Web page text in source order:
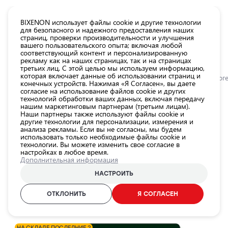
Главная Категории Магазин Лампы для автомобильных фар
Галогенная лампа H1, 12V, 55W,
3200K, серия ULTRA LIFE
OSRAM / 21-203 / 3200К - теплый белый / H1 / OSRAM ULTRA
LIFE
ID продукта:21-203
EAN-код:
Все
товары
магазина
Магазин
Лампы для
автомобильных
Внешнее
освещение
автомобиля
Освещение
автомобиля
Аксессуары
освещения
BIXENON использует файлы cookie и другие технологии
для безопасного и надежного предоставления наших
страниц, проверки производительности и улучшения
вашего пользовательского опыта; включая любой
соответствующий контент и персонализированную
рекламу как на наших страницах, так и на страницах
третьих лиц. С этой целью мы используем информацию,
которая включает данные об использовании страниц и
конечных устройств. Нажимая «Я Согласен», вы даете
согласие на использование файлов cookie и других
технологий обработки ваших данных, включая передачу
нашим маркетинговым партнерам (третьим лицам).
Наши партнеры также используют файлы cookie и
другие технологии для персонализации, измерения и
анализа рекламы. Если вы не согласны, мы будем
использовать только необходимые файлы cookie и
технологии. Вы можете изменить свое согласие в
настройках в любое время.
Дополнительная информация
НАСТРОИТЬ
ОТКЛОНИТЬ Я СОГЛАСЕН